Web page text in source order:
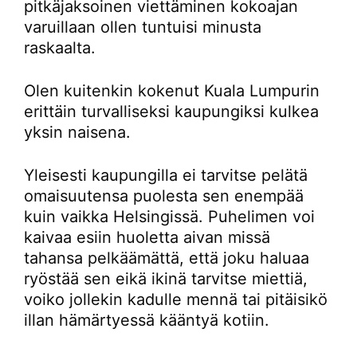
pitkäjaksoinen viettäminen kokoajan
varuillaan ollen tuntuisi minusta
raskaalta.
Olen kuitenkin kokenut Kuala Lumpurin
erittäin turvalliseksi kaupungiksi kulkea
yksin naisena.
Yleisesti kaupungilla ei tarvitse pelätä
omaisuutensa puolesta sen enempää
kuin vaikka Helsingissä. Puhelimen voi
kaivaa esiin huoletta aivan missä
tahansa pelkäämättä, että joku haluaa
ryöstää sen eikä ikinä tarvitse miettiä,
voiko jollekin kadulle mennä tai pitäisikö
illan hämärtyessä kääntyä kotiin.